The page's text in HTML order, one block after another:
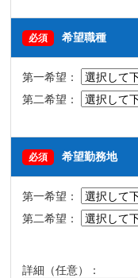
必須 希望職種
第一希望：
第二希望：
必須 希望勤務地
第一希望：
第二希望：
詳細（任意）：